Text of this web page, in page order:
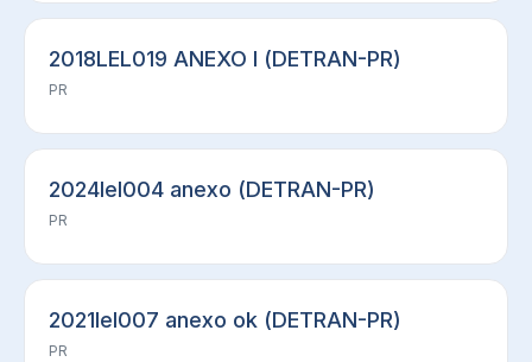
2018LEL019 ANEXO I (DETRAN-PR)
PR
2024lel004 anexo (DETRAN-PR)
PR
2021lel007 anexo ok (DETRAN-PR)
PR